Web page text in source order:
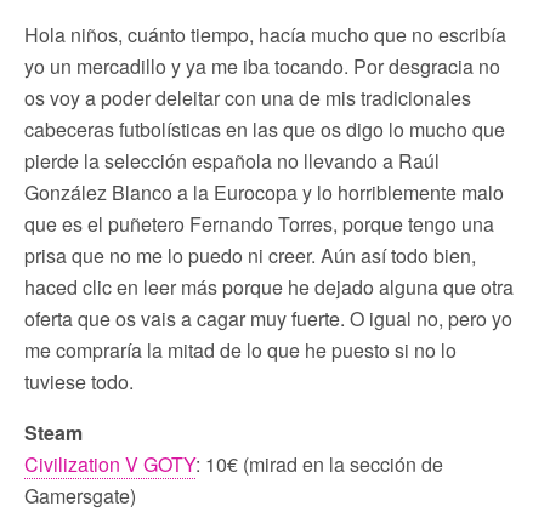
Hola niños, cuánto tiempo, hacía mucho que no escribía
yo un mercadillo y ya me iba tocando. Por desgracia no
os voy a poder deleitar con una de mis tradicionales
cabeceras futbolísticas en las que os digo lo mucho que
pierde la selección española no llevando a Raúl
González Blanco a la Eurocopa y lo horriblemente malo
que es el puñetero Fernando Torres, porque tengo una
prisa que no me lo puedo ni creer. Aún así todo bien,
haced clic en leer más porque he dejado alguna que otra
oferta que os vais a cagar muy fuerte. O igual no, pero yo
me compraría la mitad de lo que he puesto si no lo
tuviese todo.
Steam
Civilization V GOTY: 10€ (mirad en la sección de
Gamersgate)